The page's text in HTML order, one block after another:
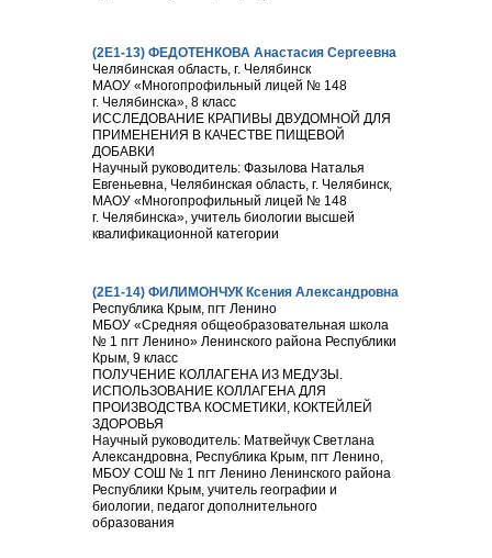
(2Е1-13) ФЕДОТЕНКОВА Анастасия Сергеевна
Челябинская область, г. Челябинск
МАОУ «Многопрофильный лицей № 148
г. Челябинска», 8 класс
ИССЛЕДОВАНИЕ КРАПИВЫ ДВУДОМНОЙ ДЛЯ
ПРИМЕНЕНИЯ В КАЧЕСТВЕ ПИЩЕВОЙ
ДОБАВКИ
Научный руководитель: Фазылова Наталья
Евгеньевна, Челябинская область, г. Челябинск,
МАОУ «Многопрофильный лицей № 148
г. Челябинска», учитель биологии высшей
квалификационной категории
(2Е1-14) ФИЛИМОНЧУК Ксения Александровна
Республика Крым, пгт Ленино
МБОУ «Средняя общеобразовательная школа
№ 1 пгт Ленино» Ленинского района Республики
Крым, 9 класс
ПОЛУЧЕНИЕ КОЛЛАГЕНА ИЗ МЕДУЗЫ.
ИСПОЛЬЗОВАНИЕ КОЛЛАГЕНА ДЛЯ
ПРОИЗВОДСТВА КОСМЕТИКИ, КОКТЕЙЛЕЙ
ЗДОРОВЬЯ
Научный руководитель: Матвейчук Светлана
Александровна, Республика Крым, пгт Ленино,
МБОУ СОШ № 1 пгт Ленино Ленинского района
Республики Крым, учитель географии и
биологии, педагог дополнительного
образования